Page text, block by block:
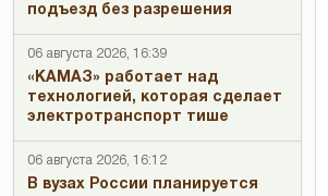
подъезд без разрешения
06 августа 2026, 16:39
«КАМАЗ» работает над
технологией, которая сделает
электротранспорт тише
06 августа 2026, 16:12
В вузах России планируется